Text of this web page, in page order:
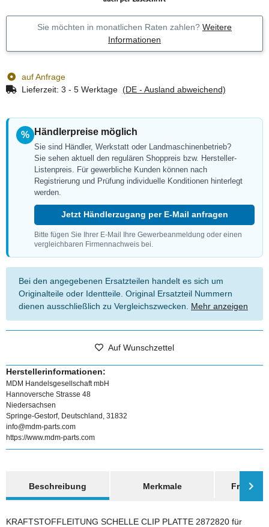
Sie möchten in monatlichen Raten zahlen? Weitere
Informationen
auf Anfrage
Lieferzeit: 3 - 5 Werktage (DE - Ausland abweichend)
% Händlerpreise möglich
Sie sind Händler, Werkstatt oder Landmaschinenbetrieb?
Sie sehen aktuell den regulären Shoppreis bzw. Hersteller-
Listenpreis. Für gewerbliche Kunden können nach
Registrierung und Prüfung individuelle Konditionen hinterlegt
werden.
Jetzt Händlerzugang per E-Mail anfragen
Bitte fügen Sie Ihrer E-Mail Ihre Gewerbeanmeldung oder einen
vergleichbaren Firmennachweis bei.
Bei den angegebenen Ersatzteilen handelt es sich um
Originalteile oder Identteile. Original Ersatzteil Nummern
dienen ausschließlich zu Vergleichszwecken. Mehr anzeigen
Auf Wunschzettel
Herstellerinformationen:
MDM Handelsgesellschaft mbH
Hannoversche Strasse 48
Niedersachsen
Springe-Gestorf, Deutschland, 31832
info@mdm-parts.com
https://www.mdm-parts.com
Beschreibung
Merkmale Frage
KRAFTSTOFFLEITUNG SCHELLE CLIP PLATTE 2872820 für